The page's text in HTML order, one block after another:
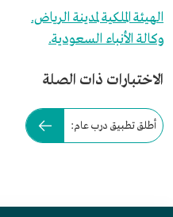
الهيئة الملكية لمدينة الرياض.
وكالة الأنباء السعودية.
الاختبارات ذات الصلة
أطلق تطبيق درب عام: